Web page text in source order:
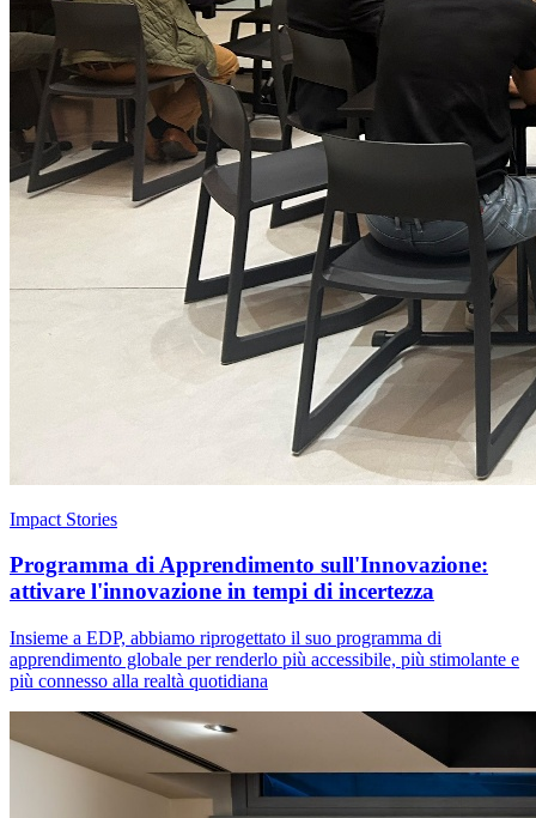
Impact Stories
Programma di Apprendimento sull'Innovazione:
attivare l'innovazione in tempi di incertezza
Insieme a EDP, abbiamo riprogettato il suo programma di
apprendimento globale per renderlo più accessibile, più stimolante e
più connesso alla realtà quotidiana